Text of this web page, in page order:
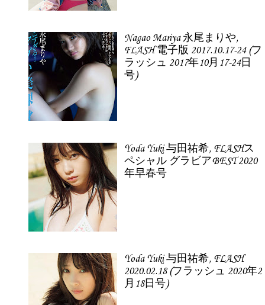
Nagao Mariya 永尾まりや,
FLASH 電子版 2017.10.17-24 (フ
ラッシュ 2017年10月17-24日
号)
Yoda Yuki 与田祐希, FLASHス
ペシャル グラビアBEST 2020
年早春号
Yoda Yuki 与田祐希, FLASH
2020.02.18 (フラッシュ 2020年2
月18日号)